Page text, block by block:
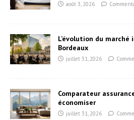
août 3, 2026
L’évolution du marché
Bordeaux
juillet 31, 2026
Comparateur
économiser
juillet 31, 2026